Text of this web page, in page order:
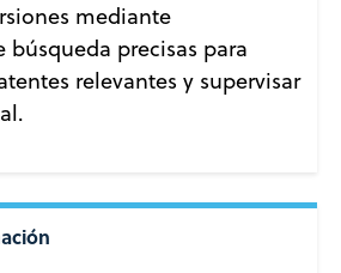
mediante
búsqueda precisas para
relevantes y supervisar